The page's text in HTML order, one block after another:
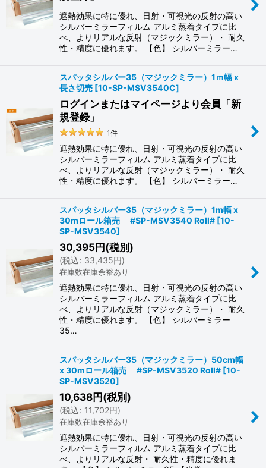
遮熱効果に特に優れ、日射・可視光の反射の高い
シルバーミラーフィルム アルミ蒸着タイプに比
べ、よりリアルな反射（マジックミラー）・ 耐久
性・精度に優れます。 【色】 シルバーミラー…
スパッタシルバー35（マジックミラー）1ｍ幅 x
長さ切売 [10-SP-MSV3540C]
ログインまたはマイページより会員「新
規登録」
1件
遮熱効果に特に優れ、日射・可視光の反射の高い
シルバーミラーフィルム アルミ蒸着タイプに比
べ、よりリアルな反射（マジックミラー）・ 耐久
性・精度に優れます。 【色】 シルバーミラー…
スパッタシルバー35（マジックミラー）1m幅 x
30mロール箱売 #SP-MSV3540 Roll# [10-
SP-MSV3540]
30,395円(税別)
(税込: 33,435円)
在庫数在庫余裕あり
遮熱効果に特に優れ、日射・可視光の反射の高い
シルバーミラーフィルム アルミ蒸着タイプに比
べ、よりリアルな反射（マジックミラー）・ 耐久
性・精度に優れます。 【色】 シルバーミラー
35…
スパッタシルバー35（マジックミラー）50cm幅
x 30mロール箱売 #SP-MSV3520 Roll# [10-
SP-MSV3520]
10,638円(税別)
(税込: 11,702円)
在庫数在庫余裕あり
遮熱効果に特に優れ、日射・可視光の反射の高い
シルバーミラーフィルム アルミ蒸着タイプに比
べ、よりリアルな反射・ 耐久性・精度に優れま